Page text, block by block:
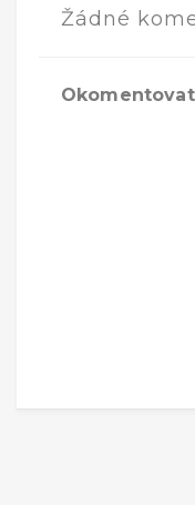
Žádné
Okomentovat